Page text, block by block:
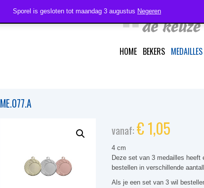
HOME BEKERS MEDAILLES
ME.077.A
vanaf:€1,05
4 cm
Deze set van 3 medailles
bestellen in verschillende
Als je een set van 3 wil
Sporel is gesloten tot maandag 3 augustus Negeren